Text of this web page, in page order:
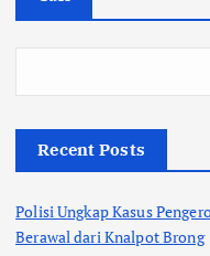
Recent Posts
Polisi Ungkap Kasus
Berawal dari Knalpot Brong